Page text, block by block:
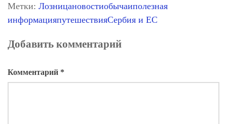
Метки: Лозницановостиобычаиполезная
информацияпутешествияСербия и ЕС
Добавить комментарий
Комментарий *